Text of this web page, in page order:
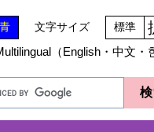
青 文字サイズ 標準
（English・中文・